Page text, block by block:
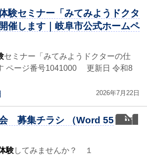
験セミナー「みてみようドクタ
催します｜岐阜市公式ホームペ
セミナー「みてみようドクターの仕
ページ番号1041000 更新日 令和8
2026年7月22日
word
募集チラシ （Word 55
験してみませんか？ １